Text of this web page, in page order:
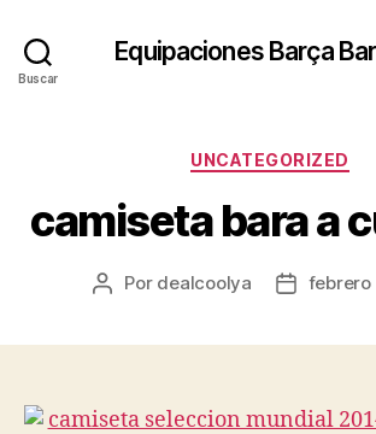
Buscar
Equipaciones Barça
Categorías
UNCATEGORIZED
camiseta bara a
Autor
Por dealcoolya
Fechafebrero